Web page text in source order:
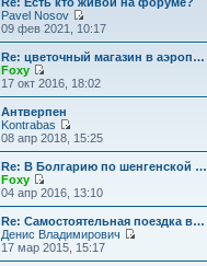
н
е
м
у
с
о
б
н
и
ю
с
л
е
н
е
м
у
с
о
о
б
щ
н
и
ю
к
п
о
с
л
е
е
м
с
о
б
щ
е
н
и
Pavel Nosov
П
е
р
е
й
т
п
о
л
д
н
е
м
у
с
09 фев 2021, 10:17
Re: цветочный магазин в аэроп…
Foxy
П
е
р
е
й
т
к
п
о
л
е
д
17 окт 2016, 18:02
Антверпен
Kontrabas
П
е
р
е
й
т
к
п
о
08 апр 2018, 15:25
Re: В Болгарию по шенгенской …
Foxy
П
е
р
е
й
т
04 апр 2016, 13:10
Re: Самостоятельная поездка в…
Денис Владимирович
е
17 мар 2015, 15:17